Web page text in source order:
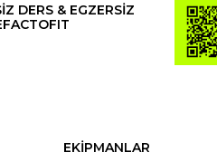
DERS & EGZERSİZ
EKİPMANLAR